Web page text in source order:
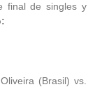
final de singles y
(Brasil) vs.